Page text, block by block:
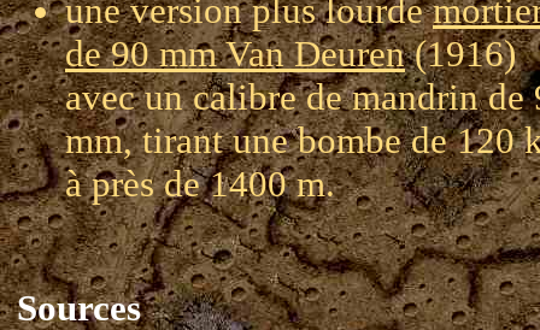
une version plus lourde
de 90 mm Van Deuren(1916)
avec un calibre de mandrin de
mm, tirant une bombe de 120
à près de 1400 m.
Sources